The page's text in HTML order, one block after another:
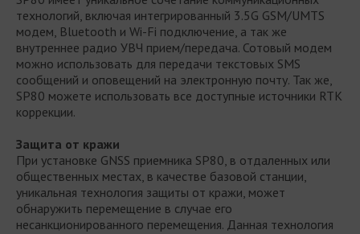
технологий, включая интегрированный 3.5G GSM/UMTS
модем, Bluetooth и Wi-Fi подключение, а так же
внутреннее радио УВЧ прием/передача. Сотовый модем
можно использовать для передачи текстовых SMS
сообщений и оповещений на электронную почту. Так же,
SP80 можете использовать все доступные источники RTK
коррекции.
Защита от кражи
При установке GNSS приемника SP80, в отдаленных или
общественных местах, в качестве базовой станции,
уникальная технология защиты от кражи, может
обнаружить перемещение в случае его
несанкционированного перемещения. Данная технология